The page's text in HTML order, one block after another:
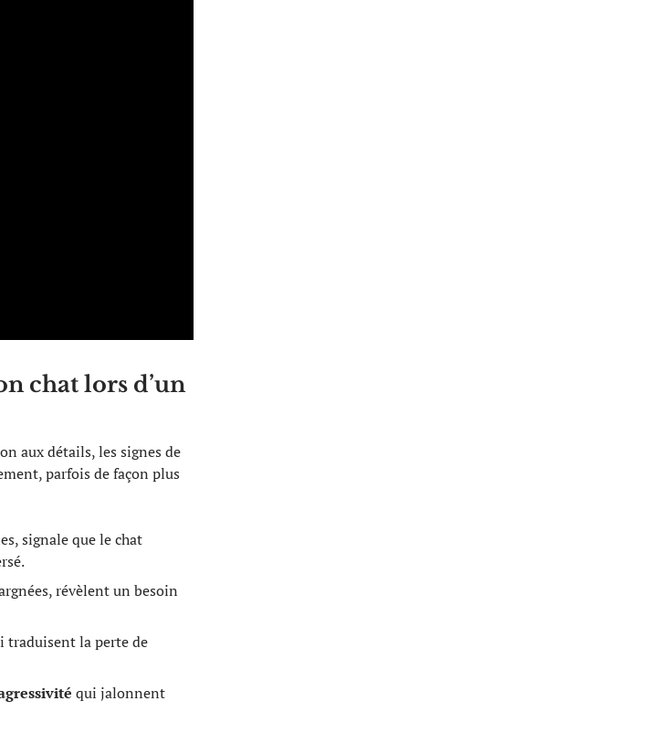
chat lors d’un
aux détails, les signes de
parfois de façon plus
signale que le chat
révèlent un besoin
traduisent la perte de
qui jalonnent